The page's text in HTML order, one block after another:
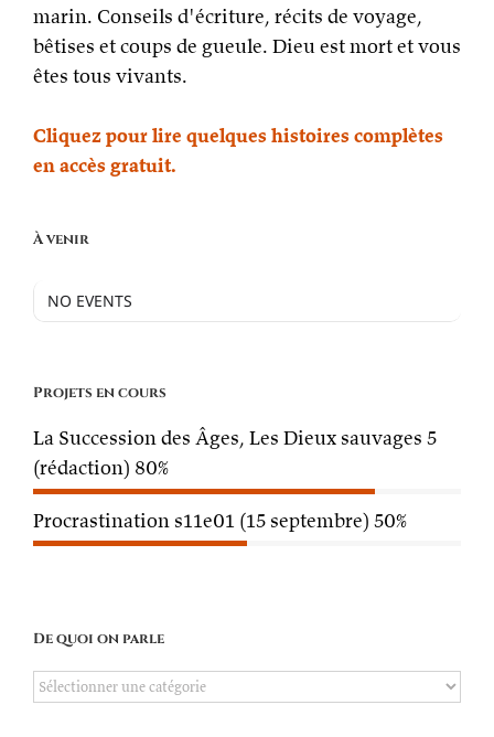
marin. Conseils d'écriture, récits de voyage,
bêtises et coups de gueule. Dieu est mort et vous
êtes tous vivants.
Cliquez pour lire quelques histoires complètes
en accès gratuit.
À venir
NO EVENTS
Projets en cours
La Succession des Âges, Les Dieux sauvages 5
(rédaction) 80%
Procrastination s11e01 (15 septembre) 50%
De quoi on parle
De